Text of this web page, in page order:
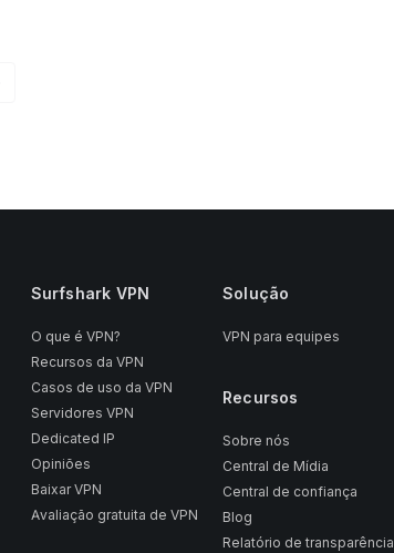
Surfshark VPN
O que é VPN?
Recursos da VPN
Casos de uso da VPN
Servidores VPN
Dedicated IP
Opiniões
Baixar VPN
Avaliação gratuita de VPN
Solução
VPN para equipes
Recursos
Sobre nós
Central de Mídia
Central de confiança
Blog
Relatório de transparência